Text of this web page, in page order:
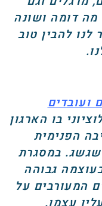
מה דומה ושונה
לנו להבין טוב
ועובדים
בו הארגון
הפנימית
במסגרת
גבוהה
המעורבים על